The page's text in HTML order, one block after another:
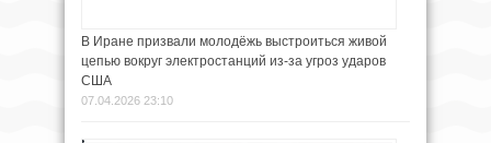
В Иране призвали молодёжь выстроиться живой
цепью вокруг электростанций из-за угроз ударов
США
07.04.2026 23:10